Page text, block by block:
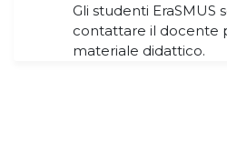
Gli studenti EraSMUS
contattare il docente
materiale didattico.